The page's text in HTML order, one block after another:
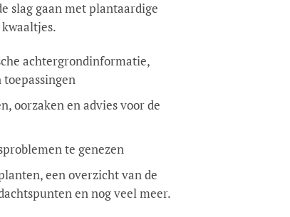
slag gaan met plantaardige
achtergrondinformatie,
oorzaken en advies voor de
te genezen
een overzicht van de
en nog veel meer.